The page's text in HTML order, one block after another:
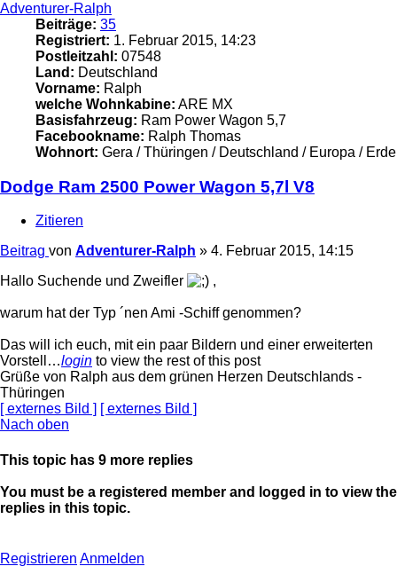
Adventurer-Ralph
Beiträge: 35
Registriert: 1. Februar 2015, 14:23
Postleitzahl: 07548
Land: Deutschland
Vorname: Ralph
welche Wohnkabine: ARE MX
Basisfahrzeug: Ram Power Wagon 5,7
Facebookname: Ralph Thomas
Wohnort: Gera / Thüringen / Deutschland / Europa / Erde
Dodge Ram 2500 Power Wagon 5,7l V8
Zitieren
Beitrag von Adventurer-Ralph » 4. Februar 2015, 14:15
Hallo Suchende und Zweifler
,
warum hat der Typ ´nen Ami -Schiff genommen?
Das will ich euch, mit ein paar Bildern und einer erweiterten
Vorstell…login to view the rest of this post
Grüße von Ralph aus dem grünen Herzen Deutschlands -
Thüringen
[ externes Bild ]
[ externes Bild ]
Nach oben
This topic has 9 more replies
You must be a registered member and logged in to view the
replies in this topic.
Registrieren Anmelden